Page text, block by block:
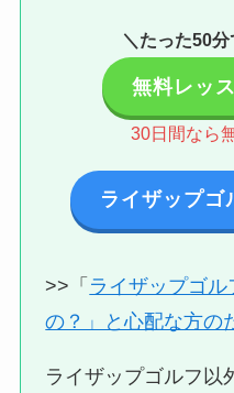
＼たった50
無料レッ
30日間なら
ライザップゴ
>>「 ライザップゴ
の？」と心配な方の
ライザップゴルフ以